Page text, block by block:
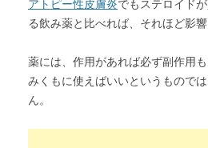
アトピー性皮膚炎でもステロイド
る飲み薬と比べれば、それほど影響
薬には、作用があれば必ず副作用
みくもに使えばいいというもので
ん。